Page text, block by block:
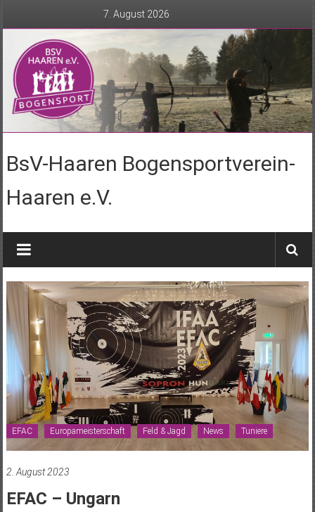
7. August 2026
BsV-Haaren Bogensportverein-
Haaren e.V.
EFAC Europameisterschaft Feld & Jagd News Tuniere
2. August 2023
EFAC – Ungarn